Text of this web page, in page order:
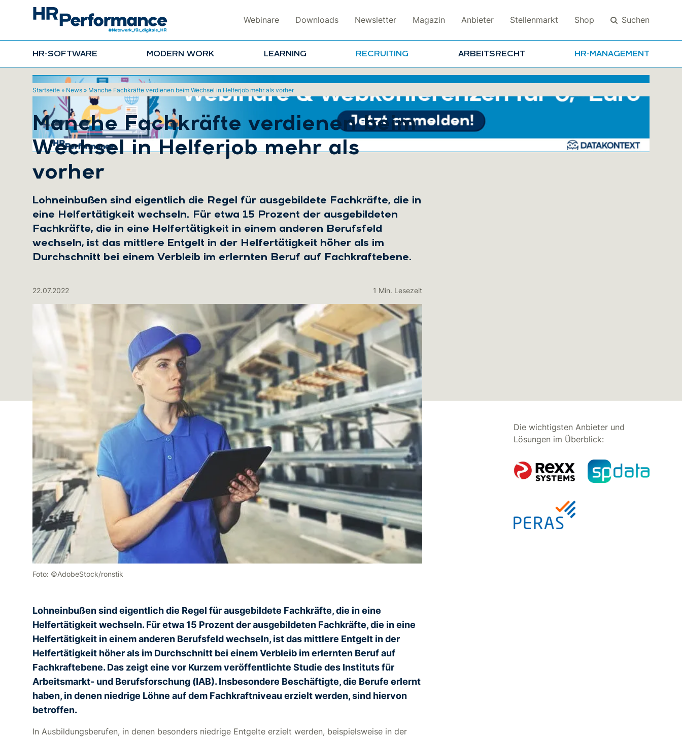
Webinare Downloads Newsletter Magazin Anbieter Stellenmarkt Shop Suchen
HR-SOFTWARE MODERN WORK LEARNING RECRUITING ARBEITSRECHT HR-MANAGEMENT
Startseite » News » Manche Fachkräfte verdienen beim Wechsel in Helferjob mehr als vorher
Manche Fachkräfte verdienen beim
Wechsel in Helferjob mehr als
vorher
Lohneinbußen sind eigentlich die Regel für ausgebildete Fachkräfte, die in
eine Helfertätigkeit wechseln. Für etwa 15 Prozent der ausgebildeten
Fachkräfte, die in eine Helfertätigkeit in einem anderen Berufsfeld
wechseln, ist das mittlere Entgelt in der Helfertätigkeit höher als im
Durchschnitt bei einem Verbleib im erlernten Beruf auf Fachkraftebene.
22.07.2022 1 Min. Lesezeit
Foto: ©AdobeStock/ronstik
Lohneinbußen sind eigentlich die Regel für ausgebildete Fachkräfte, die in eine
Helfertätigkeit wechseln. Für etwa 15 Prozent der ausgebildeten Fachkräfte, die in eine
Helfertätigkeit in einem anderen Berufsfeld wechseln, ist das mittlere Entgelt in der
Helfertätigkeit höher als im Durchschnitt bei einem Verbleib im erlernten Beruf auf
Fachkraftebene. Das zeigt eine vor Kurzem veröffentlichte Studie des Instituts für
Arbeitsmarkt- und Berufsforschung (IAB). Insbesondere Beschäftigte, die Berufe erlernt
haben, in denen niedrige Löhne auf dem Fachkraftniveau erzielt werden, sind hiervon
betroffen.
In Ausbildungsberufen, in denen besonders niedrige Entgelte erzielt werden, beispielsweise in der
Die wichtigsten Anbieter und
Lösungen im Überblick: